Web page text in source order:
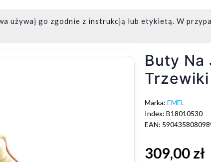
używaj go zgodnie z instrukcją lub etykietą. W
Buty Na
Marka: EMEL
Index: B18010530
EAN:
309,00 zł